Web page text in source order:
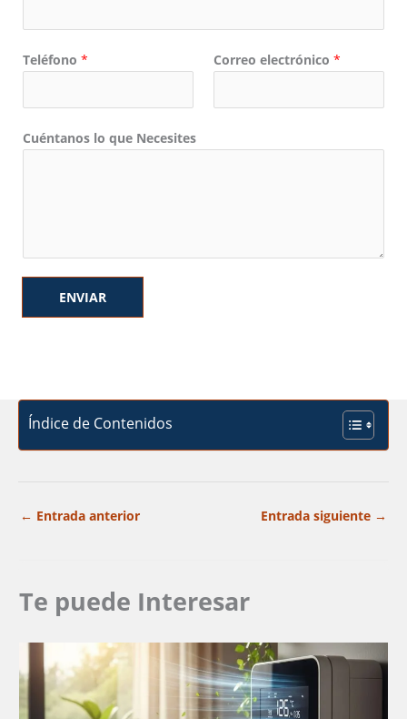
Teléfono * Correo electrónico *
Cuéntanos lo que Necesites
ENVIAR
Índice de Contenidos
← Entrada anterior Entrada siguiente →
Te puede Interesar